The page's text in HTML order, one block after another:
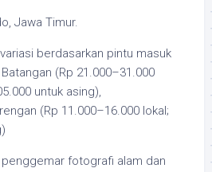
Jawa Timur.
berdasarkan pintu masuk
(Rp 21.000–31.000
untuk asing),
(Rp 11.000–16.000 lokal;
penggemar fotografi alam dan